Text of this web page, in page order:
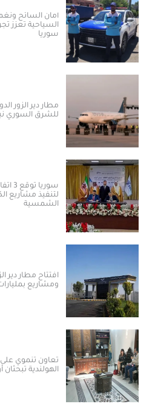
أمان السائح ونغمات الوطن:
السياحية تعزز تجربة العودة
مطار دير الزور الدولي.. شريان
للشرق السوري نبضه ومكانته
سوريا توقع 3
لتنفيذ مشاريع الكهرباء من
الشمسية
افتتاح مطار دير الزور الدولي
ومشاريع بمليارات الدولارات ​
تعاون تنموي على طاولة
الهولندية تبحثان أولويات